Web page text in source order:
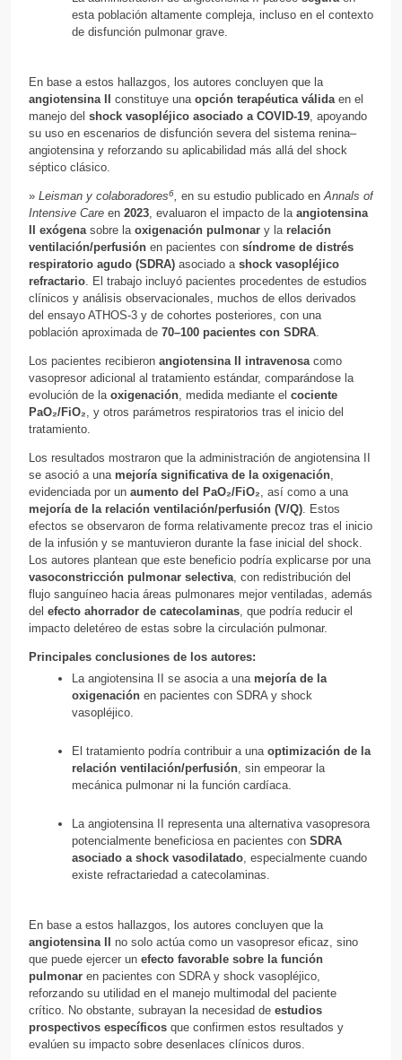
esta población altamente compleja, incluso en el contexto
de disfunción pulmonar grave.
En base a estos hallazgos, los autores concluyen que la
angiotensina II
constituye una opción terapéutica válidaen el
manejo del shock vasopléjico asociado a COVID-19, apoyando
su uso en escenarios de disfunción severa del sistema renina–
angiotensina y reforzando su aplicabilidad más allá del shock
séptico clásico.
» Leisman y colaboradores6, en su estudio publicado enAnnals of
Intensive Care en 2023, evaluaron el impacto de la angiotensina
II exógenasobre la oxigenación pulmonar y la relación
ventilación/perfusión en pacientes con síndrome de distrés
respiratorio agudo (SDRA) asociado a shock vasopléjico
refractario. El trabajo incluyó pacientes procedentes de estudios
clínicos y análisis observacionales, muchos de ellos derivados
del ensayo ATHOS-3 y de cohortes posteriores, con una
población aproximada de 70–100 pacientes con SDRA.
Los pacientes recibieron angiotensina II intravenosacomo
vasopresor adicional al tratamiento estándar, comparándose la
evolución de la oxigenación, medida mediante el cociente
PaO₂/FiO₂, y otros parámetros respiratorios tras el inicio del
tratamiento.
Los resultados mostraron que la administración de angiotensina II
se asoció a una mejoría significativa de la oxigenación,
evidenciada por un aumento del PaO₂/FiO₂, así como a una
mejoría de la relación ventilación/perfusión (V/Q). Estos
efectos se observaron de forma relativamente precoz tras el inicio
de la infusión y se mantuvieron durante la fase inicial del shock.
Los autores plantean que este beneficio podría explicarse por una
vasoconstricción pulmonar selectiva, con redistribución del
flujo sanguíneo hacia áreas pulmonares mejor ventiladas, además
del efecto ahorrador de catecolaminas, que podría reducir el
impacto deletéreo de estas sobre la circulación pulmonar.
Principales conclusiones de los autores:
La angiotensina II se asocia a una mejoría de la
oxigenación en pacientes con SDRA y shock
vasopléjico.
El tratamiento podría contribuir a una optimización de la
relación ventilación/perfusión, sin empeorar la
mecánica pulmonar ni la función cardíaca.
La angiotensina II representa una alternativa vasopresora
potencialmente beneficiosa en pacientes con SDRA
asociado a shock vasodilatado, especialmente cuando
existe refractariedad a catecolaminas.
En base a estos hallazgos, los autores concluyen que la
angiotensina II
no solo actúa como un vasopresor eficaz, sino
que puede ejercer un efecto favorable sobre la función
pulmonar en pacientes con SDRA y shock vasopléjico,
reforzando su utilidad en el manejo multimodal del paciente
crítico. No obstante, subrayan la necesidad de estudios
prospectivos específicos que confirmen estos resultados y
evalúen su impacto sobre desenlaces clínicos duros.